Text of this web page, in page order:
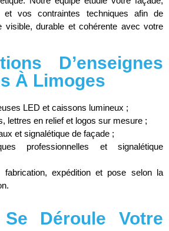
et vos contraintes techniques afin de
visible, durable et cohérente avec votre
D’enseignes
À Limoges
LED et caissons lumineux ;
lettres en relief et logos sur mesure ;
et signalétique de façade ;
professionnelles et signalétique
fabrication, expédition et pose selon la
Se Déroule Votre